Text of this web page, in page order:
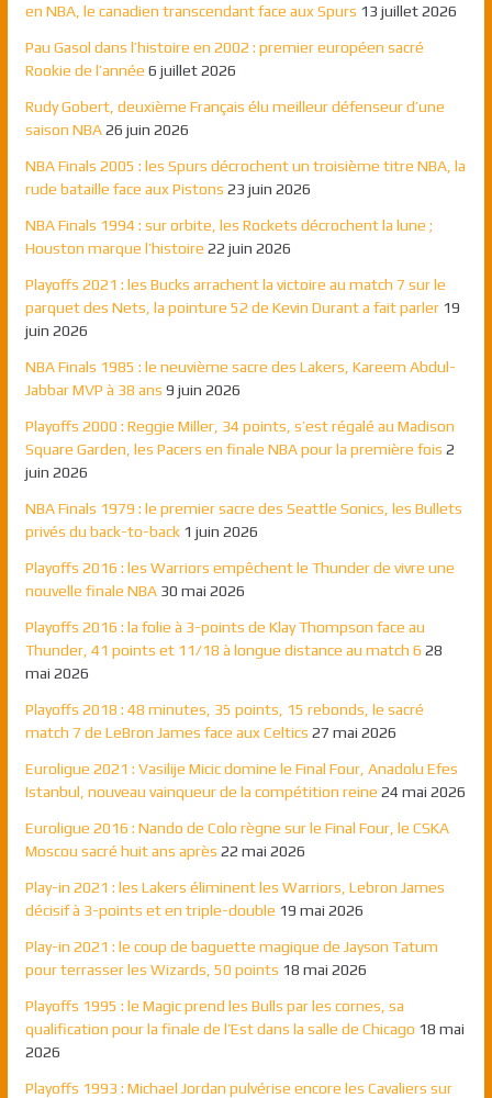
en NBA, le canadien transcendant face aux Spurs 13 juillet 2026
Pau Gasol dans l’histoire en 2002 : premier européen sacré
Rookie de l’année 6 juillet 2026
Rudy Gobert, deuxième Français élu meilleur défenseur d’une
saison NBA 26 juin 2026
NBA Finals 2005 : les Spurs décrochent un troisième titre NBA, la
rude bataille face aux Pistons 23 juin 2026
NBA Finals 1994 : sur orbite, les Rockets décrochent la lune ;
Houston marque l’histoire 22 juin 2026
Playoffs 2021 : les Bucks arrachent la victoire au match 7 sur le
parquet des Nets, la pointure 52 de Kevin Durant a fait parler 19
juin 2026
NBA Finals 1985 : le neuvième sacre des Lakers, Kareem Abdul-
Jabbar MVP à 38 ans 9 juin 2026
Playoffs 2000 : Reggie Miller, 34 points, s’est régalé au Madison
Square Garden, les Pacers en finale NBA pour la première fois 2
juin 2026
NBA Finals 1979 : le premier sacre des Seattle Sonics, les Bullets
privés du back-to-back 1 juin 2026
Playoffs 2016 : les Warriors empêchent le Thunder de vivre une
nouvelle finale NBA 30 mai 2026
Playoffs 2016 : la folie à 3-points de Klay Thompson face au
Thunder, 41 points et 11/18 à longue distance au match 6 28
mai 2026
Playoffs 2018 : 48 minutes, 35 points, 15 rebonds, le sacré
match 7 de LeBron James face aux Celtics 27 mai 2026
Euroligue 2021 : Vasilije Micic domine le Final Four, Anadolu Efes
Istanbul, nouveau vainqueur de la compétition reine 24 mai 2026
Euroligue 2016 : Nando de Colo règne sur le Final Four, le CSKA
Moscou sacré huit ans après 22 mai 2026
Play-in 2021 : les Lakers éliminent les Warriors, Lebron James
décisif à 3-points et en triple-double 19 mai 2026
Play-in 2021 : le coup de baguette magique de Jayson Tatum
pour terrasser les Wizards, 50 points 18 mai 2026
Playoffs 1995 : le Magic prend les Bulls par les cornes, sa
qualification pour la finale de l’Est dans la salle de Chicago 18 mai
2026
Playoffs 1993 : Michael Jordan pulvérise encore les Cavaliers sur